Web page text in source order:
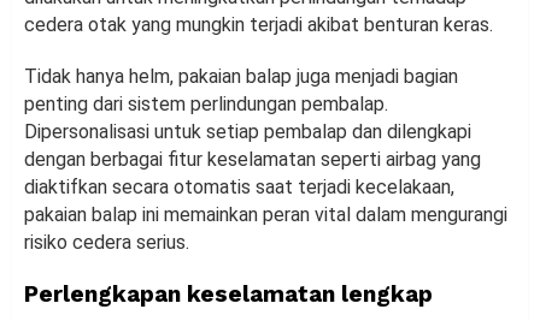
cedera otak yang mungkin terjadi akibat benturan keras.
Tidak hanya helm, pakaian balap juga menjadi bagian
penting dari sistem perlindungan pembalap.
Dipersonalisasi untuk setiap pembalap dan dilengkapi
dengan berbagai fitur keselamatan seperti airbag yang
diaktifkan secara otomatis saat terjadi kecelakaan,
pakaian balap ini memainkan peran vital dalam mengurangi
risiko cedera serius.
Perlengkapan keselamatan lengkap